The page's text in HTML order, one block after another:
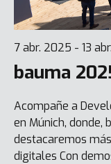
7 abr. 2025 - 13
bauma
Acompañe a
en Múnich, donde,
destacaremos
digitales Con